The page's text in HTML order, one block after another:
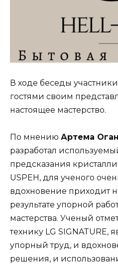
В ходе беседы
гостями своим
настоящее мастерство.
По мнению Артема
разработал
предсказания
USPEH, для ученого
вдохновение приходит
результате упорной
мастерства. Ученый
технику LG SIGNATURE,
упорный труд, и
решения, и